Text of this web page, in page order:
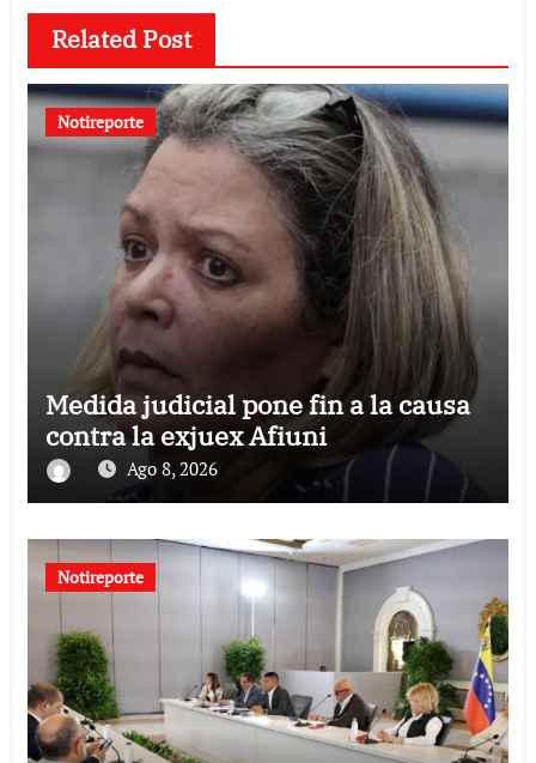
Related Post
Notireporte
Medida judicial pone fin a la causa
contra la exjuex Afiuni
Ago 8, 2026
Notireporte